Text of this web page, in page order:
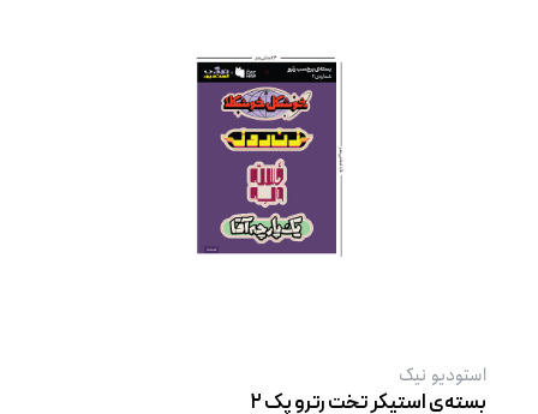
استودیو نیک
بسته‌ی استیکر تخت رترو پک ۲